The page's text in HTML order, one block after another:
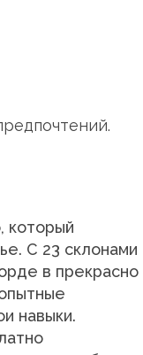
который
С 23 склонами
в прекрасно
навыки.